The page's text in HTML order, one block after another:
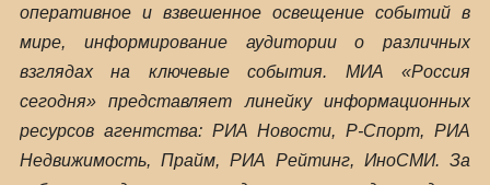
оперативное и взвешенное освещение событий в
мире, информирование аудитории о различных
взглядах на ключевые события. МИА «Россия
сегодня» представляет линейку информационных
ресурсов агентства: РИА Новости, Р-Спорт, РИА
Недвижимость, Прайм, РИА Рейтинг, ИноСМИ. За